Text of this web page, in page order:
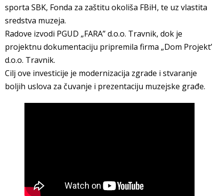
sporta SBK, Fonda za zaštitu okoliša FBiH, te uz vlastita
sredstva muzeja.
Radove izvodi PGUD „FARA” d.o.o. Travnik, dok je
projektnu dokumentaciju pripremila firma „Dom Projekt’
d.o.o. Travnik.
Cilj ove investicije je modernizacija zgrade i stvaranje
boljih uslova za čuvanje i prezentaciju muzejske građe.